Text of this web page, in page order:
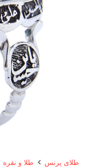
طلای پرنس طلا و نقره